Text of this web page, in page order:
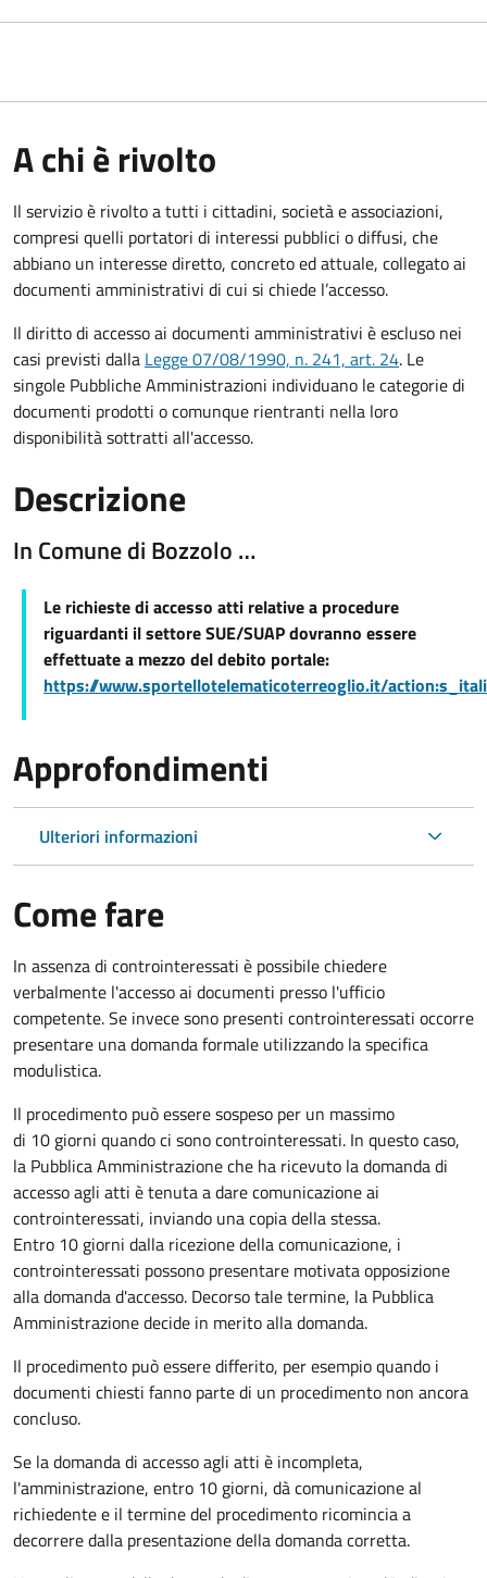
A chi è rivolto
Il servizio è rivolto a tutti i cittadini, società e associazioni,
compresi quelli portatori di interessi pubblici o diffusi, che
abbiano un interesse diretto, concreto ed attuale, collegato ai
documenti amministrativi di cui si chiede l’accesso.
Il diritto di accesso ai documenti amministrativi è escluso nei
casi previsti dalla Legge 07/08/1990, n. 241, art. 24. Le
singole Pubbliche Amministrazioni individuano le categorie di
documenti prodotti o comunque rientranti nella loro
disponibilità sottratti all'accesso.
Descrizione
In Comune di Bozzolo …
Le richieste di accesso atti relative a procedure
riguardanti il settore SUE/SUAP dovranno essere
effettuate a mezzo del debito portale:
https://www.sportellotelematicoterreoglio.it/
Approfondimenti
Ulteriori informazioni
Come fare
In assenza di controinteressati è possibile chiedere
verbalmente l'accesso ai documenti presso l'ufficio
competente. Se invece sono presenti controinteressati occorre
presentare una domanda formale utilizzando la specifica
modulistica.
Il procedimento può essere sospeso per un massimo
di 10 giorni quando ci sono controinteressati. In questo caso,
la Pubblica Amministrazione che ha ricevuto la domanda di
accesso agli atti è tenuta a dare comunicazione ai
controinteressati, inviando una copia della stessa.
Entro 10 giorni dalla ricezione della comunicazione, i
controinteressati possono presentare motivata opposizione
alla domanda d'accesso. Decorso tale termine, la Pubblica
Amministrazione decide in merito alla domanda.
Il procedimento può essere differito, per esempio quando i
documenti chiesti fanno parte di un procedimento non ancora
concluso.
Se la domanda di accesso agli atti è incompleta,
l'amministrazione, entro 10 giorni, dà comunicazione al
richiedente e il termine del procedimento ricomincia a
decorrere dalla presentazione della domanda corretta.